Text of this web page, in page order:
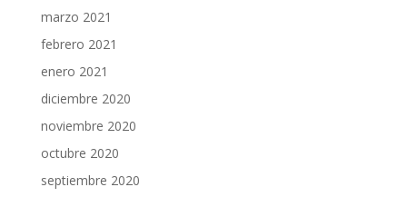
marzo 2021
febrero 2021
enero 2021
diciembre 2020
noviembre 2020
octubre 2020
septiembre 2020